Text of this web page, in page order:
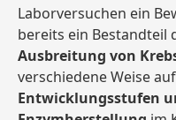
Laborversuchen ein
bereits ein Bestandteil
Ausbreitung von
verschiedene Weise
Entwicklungsstufen